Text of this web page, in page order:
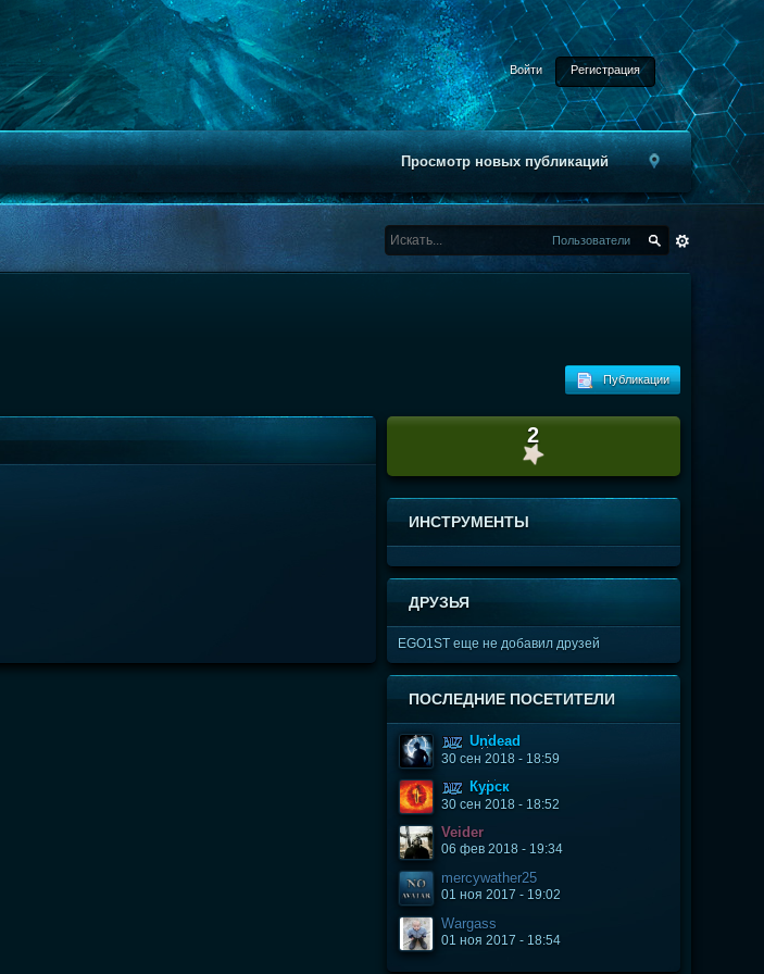
Войти Регистрация
Просмотр новых публикаций
Пользователи
Публикации
2
ИНСТРУМЕНТЫ
ДРУЗЬЯ
EGО1ST еще не добавил друзей
ПОСЛЕДНИЕ ПОСЕТИТЕЛИ
Undead
30 сен 2018 - 18:59
Курск
30 сен 2018 - 18:52
Veider
06 фев 2018 - 19:34
mercywather25
01 ноя 2017 - 19:02
Wargass
01 ноя 2017 - 18:54